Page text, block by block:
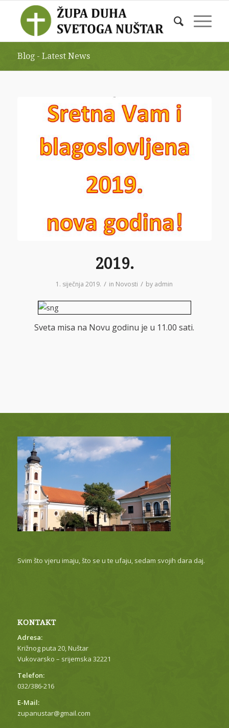
Blog - Latest News
2019.
1. siječnja 2019. / in Novosti / by admin
Sveta misa na Novu godinu je u 11.00 sati.
Svim što vjeru imaju, što se u te ufaju, sedam svojih dara daj.
KONTAKT
Adresa:
Križnog puta 20, Nuštar
Vukovarsko – srijemska 32221
Telefon:
032/386-216
E-Mail:
zupanustar@gmail.com